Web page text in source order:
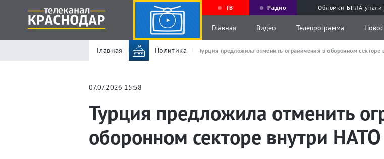
ТВ Радио Обломки БПЛА упали
Главная Видео Телепрограмма
Главная Политика Турция предложила отменить ограничения в оборонном
07.07.2026 15:58
Турция предложила отменить
оборонном секторе внутри НАТО